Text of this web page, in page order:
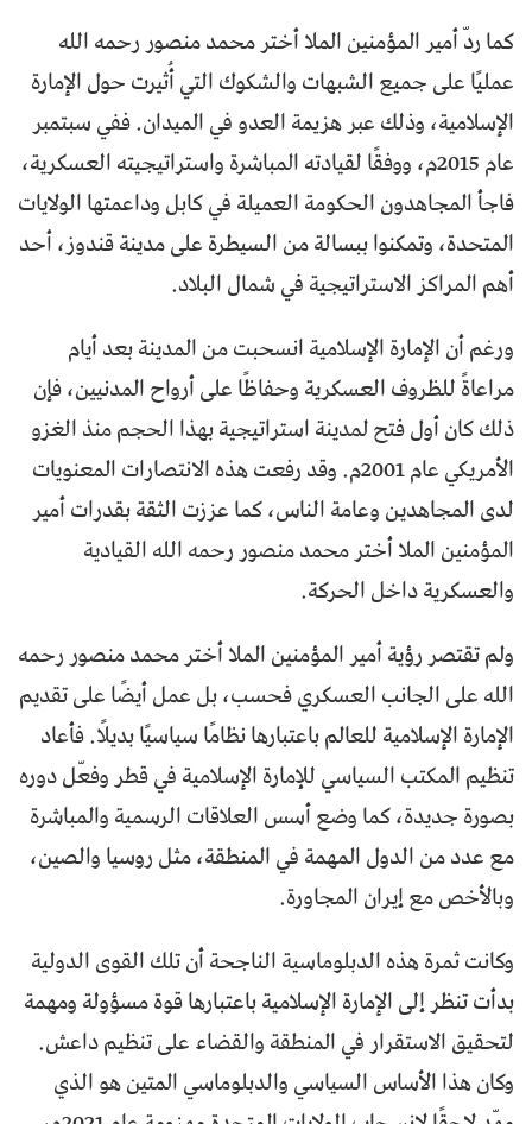
كما ردّ أمير المؤمنين الملا أختر محمد منصور رحمه الله
عمليًا على جميع الشبهات والشكوك التي أُثيرت حول الإمارة
الإسلامية، وذلك عبر هزيمة العدو في الميدان. ففي سبتمبر
عام 2015م، ووفقًا لقيادته المباشرة واستراتيجيته العسكرية،
فاجأ المجاهدون الحكومة العميلة في كابل وداعمتها الولايات
المتحدة، وتمكنوا ببسالة من السيطرة على مدينة قندوز، أحد
أهم المراكز الاستراتيجية في شمال البلاد.
ورغم أن الإمارة الإسلامية انسحبت من المدينة بعد أيام
مراعاةً للظروف العسكرية وحفاظًا على أرواح المدنيين، فإن
ذلك كان أول فتح لمدينة استراتيجية بهذا الحجم منذ الغزو
الأمريكي عام 2001م. وقد رفعت هذه الانتصارات المعنويات
لدى المجاهدين وعامة الناس، كما عززت الثقة بقدرات أمير
المؤمنين الملا أختر محمد منصور رحمه الله القيادية
والعسكرية داخل الحركة.
ولم تقتصر رؤية أمير المؤمنين الملا أختر محمد منصور رحمه
الله على الجانب العسكري فحسب، بل عمل أيضًا على تقديم
الإمارة الإسلامية للعالم باعتبارها نظامًا سياسيًا بديلًا. فأعاد
تنظيم المكتب السياسي للإمارة الإسلامية في قطر وفعّل دوره
بصورة جديدة، كما وضع أسس العلاقات الرسمية والمباشرة
مع عدد من الدول المهمة في المنطقة، مثل روسيا والصين،
وبالأخص مع إيران المجاورة.
وكانت ثمرة هذه الدبلوماسية الناجحة أن تلك القوى الدولية
بدأت تنظر إلى الإمارة الإسلامية باعتبارها قوة مسؤولة ومهمة
لتحقيق الاستقرار في المنطقة والقضاء على تنظيم داعش.
وكان هذا الأساس السياسي والدبلوماسي المتين هو الذي